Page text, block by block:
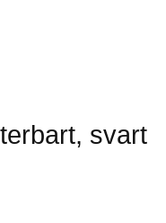
svart